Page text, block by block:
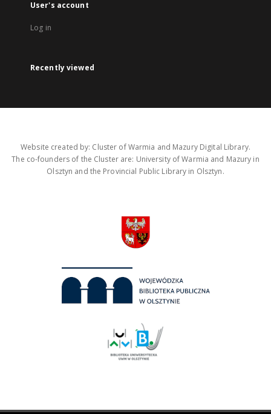
User's account
Log in
Recently viewed
Website created by: Cluster of Warmia and Mazury Digital Library.
The co-founders of the Cluster are: University of Warmia and Mazury in
Olsztyn and the Provincial Public Library in Olsztyn.